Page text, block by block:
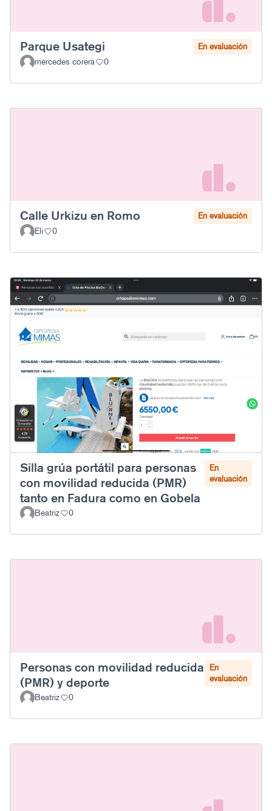
Parque Usategi
En evaluación
mercedes corera
0
Calle Urkizu en Romo
En evaluación
Eli
0
Silla grúa portátil para personas
con movilidad reducida (PMR)
tanto en Fadura como en Gobela
En
evaluación
Beatriz 0
Personas con movilidad reducida
(PMR) y deporte
En
evaluación
Beatriz
0